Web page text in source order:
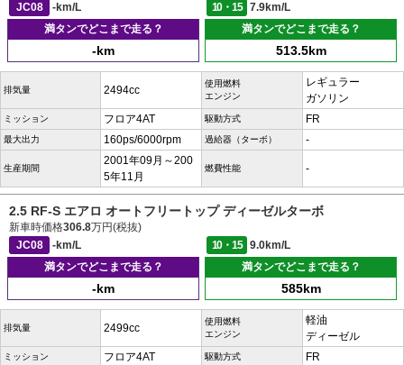
JC08
-km/L 10・15
7.9km/L
満タンでどこまで走る？
-km
満タンでどこまで走る？
513.5km
排気量 2494cc
使用燃料
エンジン
レギュラー
ガソリン
ミッション フロア4AT 駆動方式 FR
最大出力 160ps/6000rpm 過給器（ターボ） -
生産期間
2001年09月～200
5年11月
燃費性能 -
2.5 RF-S エアロ オートフリートップ ディーゼルターボ
新車時価格306.8万円(税抜)
JC08
-km/L 10・15
9.0km/L
満タンでどこまで走る？
-km
満タンでどこまで走る？
585km
排気量 2499cc
使用燃料
エンジン
軽油
ディーゼル
ミッション フロア4AT 駆動方式 FR